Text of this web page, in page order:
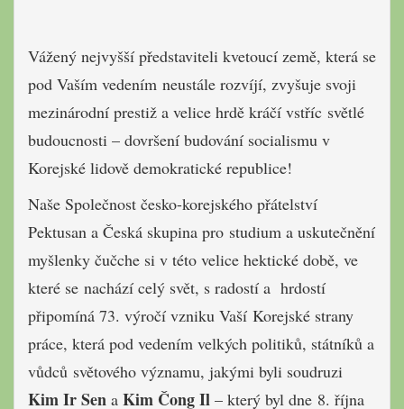
Vážený nejvyšší představiteli kvetoucí země, která se
pod Vaším vedením neustále rozvíjí, zvyšuje svoji
mezinárodní prestiž a velice hrdě kráčí vstříc světlé
budoucnosti – dovršení budování socialismu v
Korejské lidově demokratické republice!
Naše Společnost česko-korejského přátelství
Pektusan a Česká skupina pro studium a uskutečnění
myšlenky čučche si v této velice hektické době, ve
které se nachází celý svět, s radostí a hrdostí
připomíná 73. výročí vzniku Vaší Korejské strany
práce, která pod vedením velkých politiků, státníků a
vůdců světového významu, jakými byli soudruzi
Kim Ir Sen a Kim Čong Il – který byl dne 8. října